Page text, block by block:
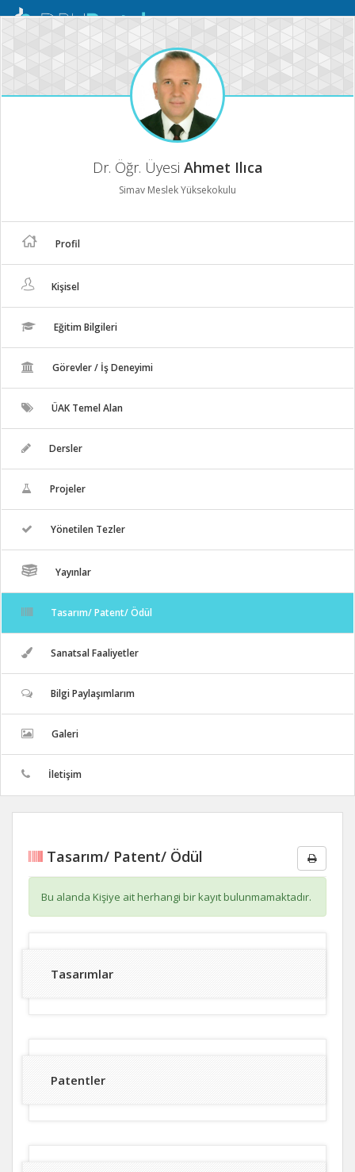
Mobil
Dr. Öğr. Üyesi Ahmet Ilıca
Simav Meslek Yüksekokulu
Profil
Kişisel
Eğitim Bilgileri
Görevler / İş Deneyimi
ÜAK Temel Alan
Dersler
Projeler
Yönetilen Tezler
Yayınlar
Tasarım/ Patent/ Ödül
Sanatsal Faaliyetler
Bilgi Paylaşımlarım
Galeri
İletişim
Tasarım/ Patent/ Ödül
Bu alanda Kişiye ait herhangi bir kayıt bulunmamaktadır.
Tasarımlar
Patentler